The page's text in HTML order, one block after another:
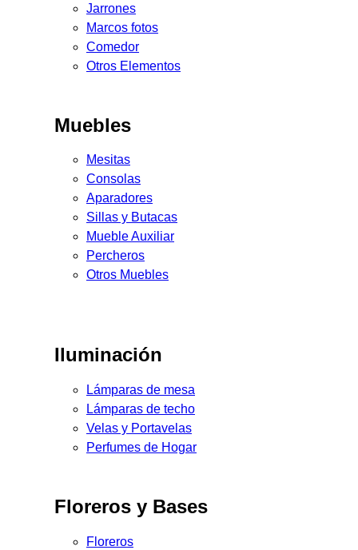
Jarrones
Marcos fotos
Comedor
Otros Elementos
Muebles
Mesitas
Consolas
Aparadores
Sillas y Butacas
Mueble Auxiliar
Percheros
Otros Muebles
Iluminación
Lámparas de mesa
Lámparas de techo
Velas y Portavelas
Perfumes de Hogar
Floreros y Bases
Floreros